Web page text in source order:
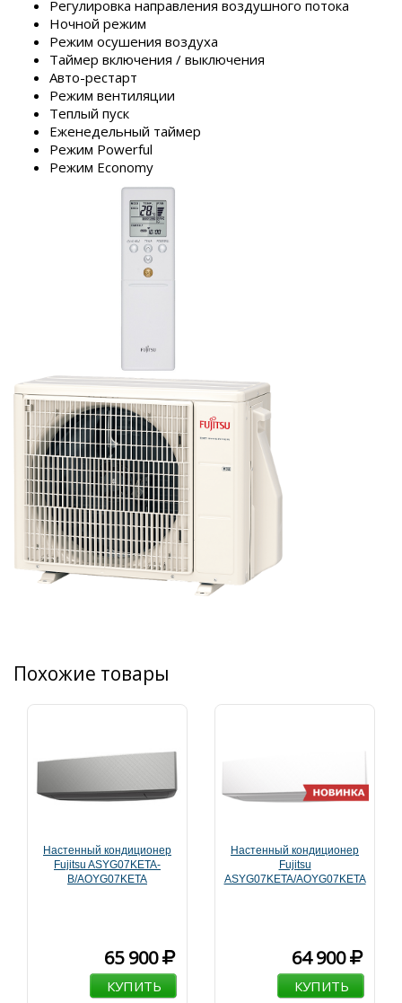
Регулировка направления воздушного потока
Ночной режим
Режим осушения воздуха
Таймер включения / выключения
Авто-рестарт
Режим вентиляции
Теплый пуск
Еженедельный таймер
Режим Powerful
Режим Economy
Похожие товары
Настенный кондиционер
Fujitsu ASYG07KETA-
B/AOYG07KETA
65 900
КУПИТЬ
Настенный кондиционер
Fujitsu
ASYG07KETA/AOYG07KETA
64 900
КУПИТЬ